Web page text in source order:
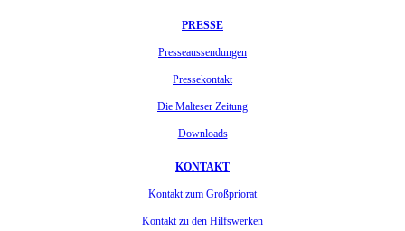
PRESSE
Presseaussendungen
Pressekontakt
Die Malteser Zeitung
Downloads
KONTAKT
Kontakt zum Großpriorat
Kontakt zu den Hilfswerken